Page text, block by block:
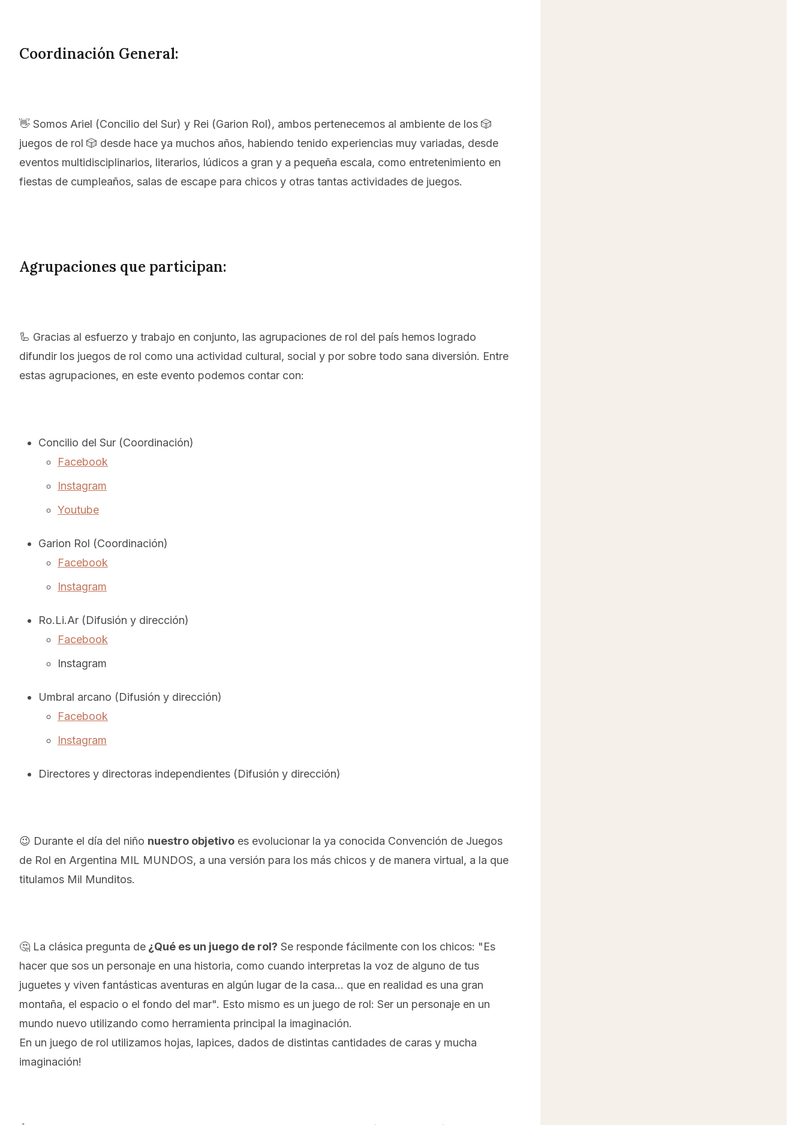
Coordinación General:
👋 Somos Ariel (Concilio del Sur) y Rei (Garion Rol), ambos pertenecemos al ambiente de los 🎲
juegos de rol 🎲 desde hace ya muchos años, habiendo tenido experiencias muy variadas, desde
eventos multidisciplinarios, literarios, lúdicos a gran y a pequeña escala, como entretenimiento en
fiestas de cumpleaños, salas de escape para chicos y otras tantas actividades de juegos.
Agrupaciones que participan:
🦾 Gracias al esfuerzo y trabajo en conjunto, las agrupaciones de rol del país hemos logrado
difundir los juegos de rol como una actividad cultural, social y por sobre todo sana diversión. Entre
estas agrupaciones, en este evento podemos contar con:
Concilio del Sur (Coordinación)
Facebook
Instagram
Youtube
Garion Rol (Coordinación)
Facebook
Instagram
Ro.Li.Ar (Difusión y dirección)
Facebook
Instagram
Umbral arcano (Difusión y dirección)
Facebook
Instagram
Directores y directoras independientes (Difusión y dirección)
😉 Durante el día del niño nuestro objetivo es evolucionar la ya conocida Convención de Juegos
de Rol en Argentina MIL MUNDOS, a una versión para los más chicos y de manera virtual, a la que
titulamos Mil Munditos.
🤔 La clásica pregunta de ¿Qué es un juego de rol? Se responde fácilmente con los chicos: "Es
hacer que sos un personaje en una historia, como cuando interpretas la voz de alguno de tus
juguetes y viven fantásticas aventuras en algún lugar de la casa… que en realidad es una gran
montaña, el espacio o el fondo del mar". Esto mismo es un juego de rol: Ser un personaje en un
mundo nuevo utilizando como herramienta principal la imaginación.
En un juego de rol utilizamos hojas, lapices, dados de distintas cantidades de caras y mucha
imaginación!